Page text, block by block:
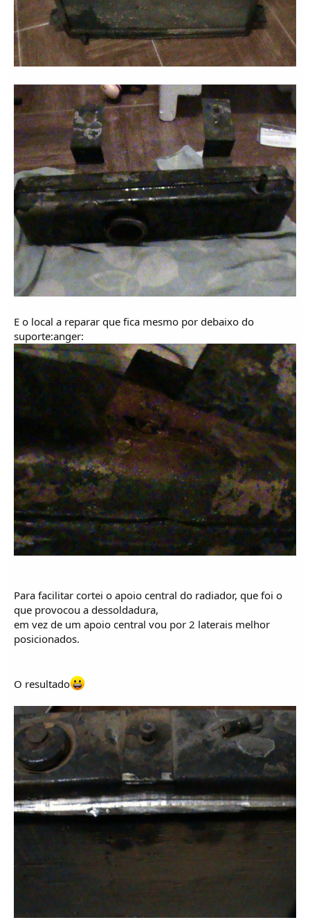
E o local a reparar que fica mesmo por debaixo do
suporte:anger:
Para facilitar cortei o apoio central do radiador, que foi o
que provocou a dessoldadura,
em vez de um apoio central vou por 2 laterais melhor
posicionados.
O resultado